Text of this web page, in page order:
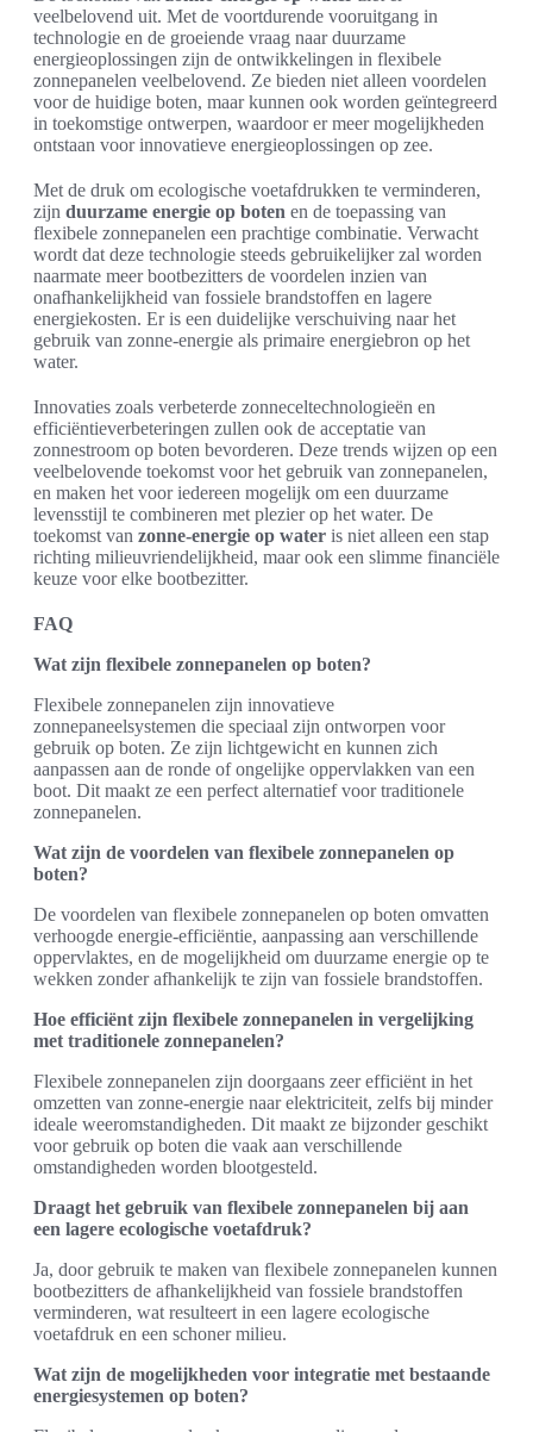
veelbelovend uit. Met de voortdurende vooruitgang in
technologie en de groeiende vraag naar duurzame
energieoplossingen zijn de ontwikkelingen in flexibele
zonnepanelen veelbelovend. Ze bieden niet alleen voordelen
voor de huidige boten, maar kunnen ook worden geïntegreerd
in toekomstige ontwerpen, waardoor er meer mogelijkheden
ontstaan voor innovatieve energieoplossingen op zee.
Met de druk om ecologische voetafdrukken te verminderen,
zijn duurzame energie op boten en de toepassing van
flexibele zonnepanelen een prachtige combinatie. Verwacht
wordt dat deze technologie steeds gebruikelijker zal worden
naarmate meer bootbezitters de voordelen inzien van
onafhankelijkheid van fossiele brandstoffen en lagere
energiekosten. Er is een duidelijke verschuiving naar het
gebruik van zonne-energie als primaire energiebron op het
water.
Innovaties zoals verbeterde zonneceltechnologieën en
efficiëntieverbeteringen zullen ook de acceptatie van
zonnestroom op boten bevorderen. Deze trends wijzen op een
veelbelovende toekomst voor het gebruik van zonnepanelen,
en maken het voor iedereen mogelijk om een duurzame
levensstijl te combineren met plezier op het water. De
toekomst van zonne-energie op water is niet alleen een stap
richting milieuvriendelijkheid, maar ook een slimme financiële
keuze voor elke bootbezitter.
FAQ
Wat zijn flexibele zonnepanelen op boten?
Flexibele zonnepanelen zijn innovatieve
zonnepaneelsystemen die speciaal zijn ontworpen voor
gebruik op boten. Ze zijn lichtgewicht en kunnen zich
aanpassen aan de ronde of ongelijke oppervlakken van een
boot. Dit maakt ze een perfect alternatief voor traditionele
zonnepanelen.
Wat zijn de voordelen van flexibele zonnepanelen op
boten?
De voordelen van flexibele zonnepanelen op boten omvatten
verhoogde energie-efficiëntie, aanpassing aan verschillende
oppervlaktes, en de mogelijkheid om duurzame energie op te
wekken zonder afhankelijk te zijn van fossiele brandstoffen.
Hoe efficiënt zijn flexibele zonnepanelen in vergelijking
met traditionele zonnepanelen?
Flexibele zonnepanelen zijn doorgaans zeer efficiënt in het
omzetten van zonne-energie naar elektriciteit, zelfs bij minder
ideale weeromstandigheden. Dit maakt ze bijzonder geschikt
voor gebruik op boten die vaak aan verschillende
omstandigheden worden blootgesteld.
Draagt het gebruik van flexibele zonnepanelen bij aan
een lagere ecologische voetafdruk?
Ja, door gebruik te maken van flexibele zonnepanelen kunnen
bootbezitters de afhankelijkheid van fossiele brandstoffen
verminderen, wat resulteert in een lagere ecologische
voetafdruk en een schoner milieu.
Wat zijn de mogelijkheden voor integratie met bestaande
energiesystemen op boten?